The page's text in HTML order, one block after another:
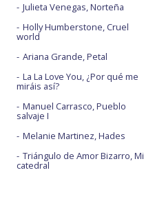
Julieta Venegas, Norteña
Holly Humberstone, Cruel
world
Ariana Grande, Petal
La La Love You, ¿Por qué me
miráis así?
Manuel Carrasco, Pueblo
salvaje I
Melanie Martinez, Hades
Triángulo de Amor Bizarro, Mi
catedral